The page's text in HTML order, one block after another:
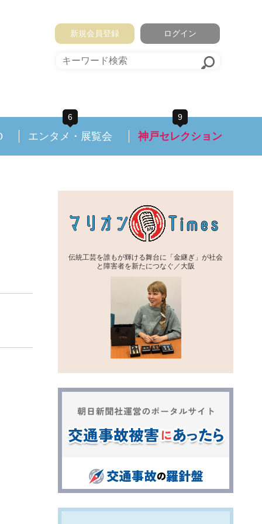
新規会員登録 ログイン
6
エンタメ・展覧会
9
神戸セレクション
伝統工芸を誰もが輝ける舞台に「金継ぎ」が社会
と障害者を新たにつなぐ／大阪